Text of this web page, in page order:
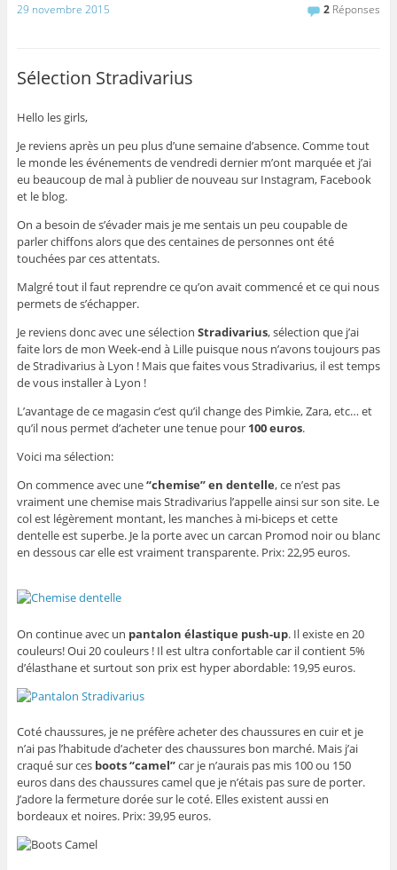
29 novembre 2015 2 Réponses
Sélection Stradivarius
Hello les girls,
Je reviens après un peu plus d’une semaine d’absence. Comme tout
le monde les événements de vendredi dernier m’ont marquée et j’ai
eu beaucoup de mal à publier de nouveau sur Instagram, Facebook
et le blog.
On a besoin de s’évader mais je me sentais un peu coupable de
parler chiffons alors que des centaines de personnes ont été
touchées par ces attentats.
Malgré tout il faut reprendre ce qu’on avait commencé et ce qui nous
permets de s’échapper.
Je reviens donc avec une sélection Stradivarius, sélection que j’ai
faite lors de mon Week-end à Lille puisque nous n’avons toujours pas
de Stradivarius à Lyon ! Mais que faites vous Stradivarius, il est temps
de vous installer à Lyon !
L’avantage de ce magasin c’est qu’il change des Pimkie, Zara, etc… et
qu’il nous permet d’acheter une tenue pour 100 euros.
Voici ma sélection:
On commence avec une“chemise” en dentelle, ce n’est pas
vraiment une chemise mais Stradivarius l’appelle ainsi sur son site. Le
col est légèrement montant, les manches à mi-biceps et cette
dentelle est superbe. Je la porte avec un carcan Promod noir ou blanc
en dessous car elle est vraiment transparente. Prix: 22,95 euros.
On continue avec un pantalon élastique push-up. Il existe en 20
couleurs! Oui 20 couleurs ! Il est ultra confortable car il contient 5%
d’élasthane et surtout son prix est hyper abordable: 19,95 euros.
Coté chaussures, je ne préfère acheter des chaussures en cuir et je
n’ai pas l’habitude d’acheter des chaussures bon marché. Mais j’ai
craqué sur ces boots “camel”car je n’aurais pas mis 100 ou 150
euros dans des chaussures camel que je n’étais pas sure de porter.
J’adore la fermeture dorée sur le coté. Elles existent aussi en
bordeaux et noires. Prix: 39,95 euros.